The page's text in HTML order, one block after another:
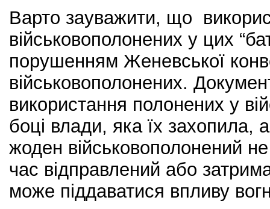
Варто зауважити, що
військовополонених у цих
порушенням Женевської
військовополонених.
використання полонених у
боці влади, яка їх захопила,
жоден військовополонений
час відправлений або
може піддаватися впливу